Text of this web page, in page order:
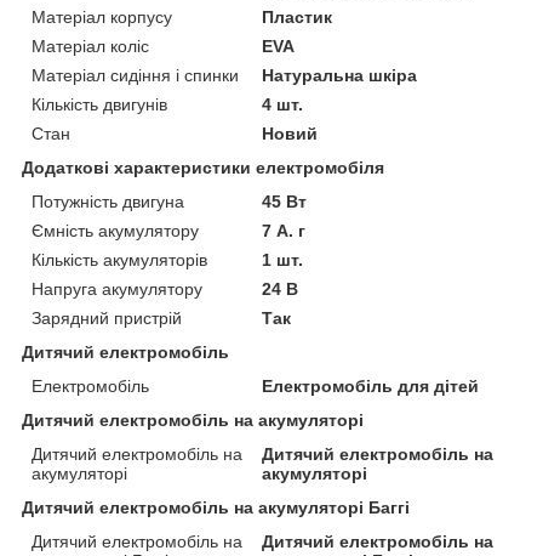
Матеріал корпусу
Пластик
Матеріал коліс
EVA
Матеріал сидіння і спинки
Натуральна шкіра
Кількість двигунів
4 шт.
Стан
Новий
Додаткові характеристики електромобіля
Потужність двигуна
45 Вт
Ємність акумулятору
7 А. г
Кількість акумуляторів
1 шт.
Напруга акумулятору
24 В
Зарядний пристрій
Так
Дитячий електромобіль
Електромобіль
Електромобіль для дітей
Дитячий електромобіль на акумуляторі
Дитячий електромобіль на
акумуляторі
Дитячий електромобіль на
акумуляторі
Дитячий електромобіль на акумуляторі Баггі
Дитячий електромобіль на
Дитячий електромобіль на